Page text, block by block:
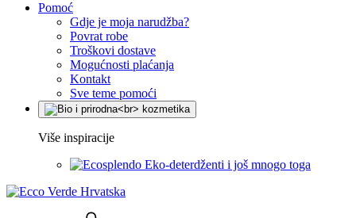
Pomoć
Gdje je moja narudžba?
Povrat robe
Troškovi dostave
Mogućnosti plaćanja
Kontakt
Sve teme pomoći
Više inspiracije
Eko-deterdženti i još mnogo toga